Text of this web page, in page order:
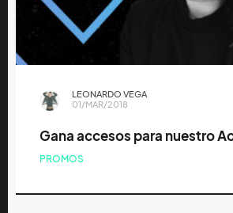
LEONARDO VEGA
01/MAR/2018
Gana accesos para nuestro
PROMOS